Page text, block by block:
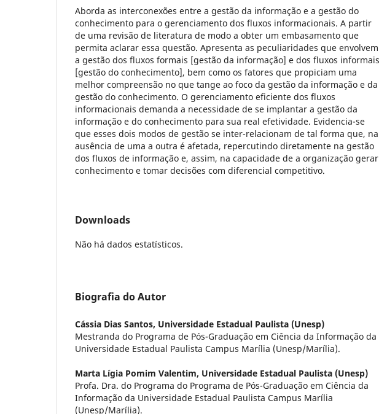
Aborda as interconexões entre a gestão da informação e a gestão do
conhecimento para o gerenciamento dos fluxos informacionais. A partir
de uma revisão de literatura de modo a obter um embasamento que
permita aclarar essa questão. Apresenta as peculiaridades que envolvem
a gestão dos fluxos formais [gestão da informação] e dos fluxos informais
[gestão do conhecimento], bem como os fatores que propiciam uma
melhor compreensão no que tange ao foco da gestão da informação e da
gestão do conhecimento. O gerenciamento eficiente dos fluxos
informacionais demanda a necessidade de se implantar a gestão da
informação e do conhecimento para sua real efetividade. Evidencia-se
que esses dois modos de gestão se inter-relacionam de tal forma que, na
ausência de uma a outra é afetada, repercutindo diretamente na gestão
dos fluxos de informação e, assim, na capacidade de a organização gerar
conhecimento e tomar decisões com diferencial competitivo.
Downloads
Não há dados estatísticos.
Biografia do Autor
Cássia Dias Santos, Universidade Estadual Paulista (Unesp)
Mestranda do Programa de Pós-Graduação em Ciência da Informação da
Universidade Estadual Paulista Campus Marília (Unesp/Marília).
Marta Lígia Pomim Valentim, Universidade Estadual Paulista (Unesp)
Profa. Dra. do Programa do Programa de Pós-Graduação em Ciência da
Informação da Universidade Estadual Paulista Campus Marília
(Unesp/Marília).